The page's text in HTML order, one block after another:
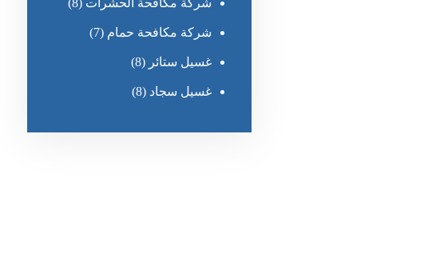
شركة مكافحة الحشرات (8)
شركة مكافحة حمام (7)
غسيل ستائر (8)
غسيل سجاد (8)